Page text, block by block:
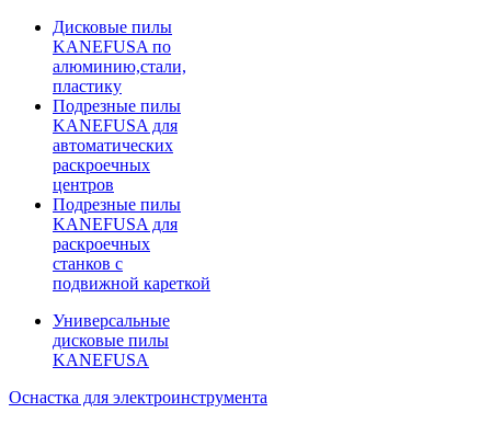
Дисковые пилы
KANEFUSA по
алюминию,стали,
пластику
Подрезные пилы
KANEFUSA для
автоматических
раскроечных
центров
Подрезные пилы
KANEFUSA для
раскроечных
станков с
подвижной кареткой
Универсальные
дисковые пилы
KANEFUSA
Оснастка для электроинструмента